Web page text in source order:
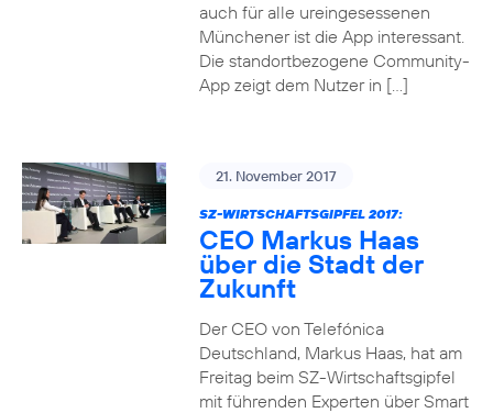
auch für alle ureingesessenen
Münchener ist die App interessant.
Die standortbezogene Community-
App zeigt dem Nutzer in […]
21. November 2017
SZ-WIRTSCHAFTSGIPFEL 2017:
CEO Markus Haas
über die Stadt der
Zukunft
Der CEO von Telefónica
Deutschland, Markus Haas, hat am
Freitag beim SZ-Wirtschaftsgipfel
mit führenden Experten über Smart